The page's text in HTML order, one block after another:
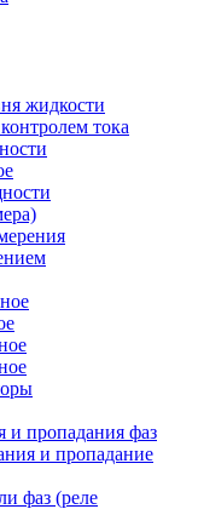
жидкости
тока
и пропадания фаз
и пропадание
фаз (реле